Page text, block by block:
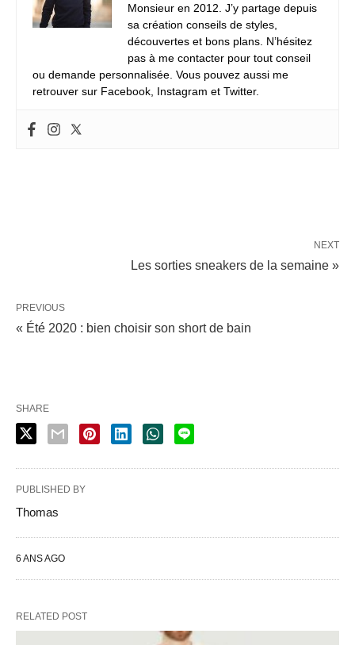
Monsieur en 2012. J’y partage depuis
sa création conseils de styles,
découvertes et bons plans. N’hésitez
pas à me contacter pour tout conseil
ou demande personnalisée. Vous pouvez aussi me
retrouver sur Facebook, Instagram et Twitter.
NEXT
Les sorties sneakers de la semaine »
PREVIOUS
« Été 2020 : bien choisir son short de bain
SHARE
PUBLISHED BY
Thomas
6 ANS AGO
RELATED POST